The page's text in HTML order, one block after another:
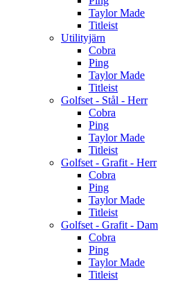
Taylor Made
Titleist
Utilityjärn
Cobra
Ping
Taylor Made
Titleist
Golfset - Stål - Herr
Cobra
Ping
Taylor Made
Titleist
Golfset - Grafit - Herr
Cobra
Ping
Taylor Made
Titleist
Golfset - Grafit - Dam
Cobra
Ping
Taylor Made
Titleist